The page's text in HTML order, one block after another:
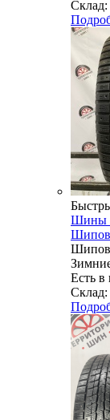
Шины
Есть в